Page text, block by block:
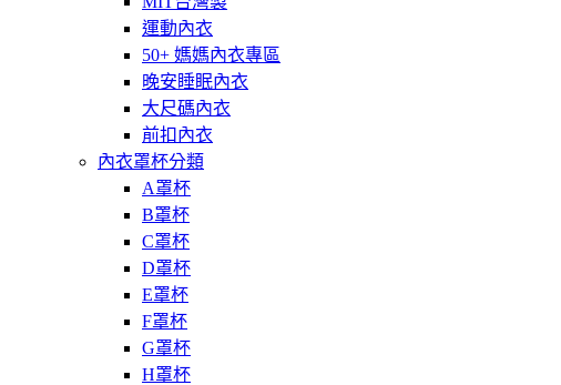
運動內衣
50+ 媽媽內衣專區
晚安睡眠內衣
大尺碼內衣
前扣內衣
內衣罩杯分類
A罩杯
B罩杯
C罩杯
D罩杯
E罩杯
F罩杯
G罩杯
H罩杯